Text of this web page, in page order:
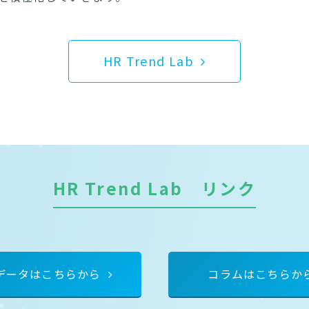
HR Trend Lab
HR Trend Lab リンク
ータはこちらから コラムはこちらか